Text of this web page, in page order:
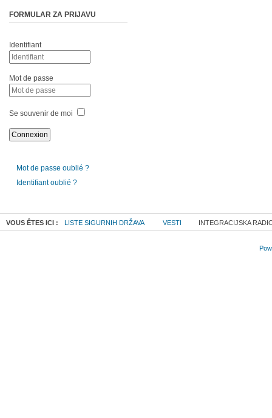
FORMULAR ZA PRIJAVU
Identifiant
Mot de passe
Se souvenir de moi
Mot de passe oublié ?
Identifiant oublié ?
VOUS ÊTES ICI : LISTE SIGURNIH DRŽAVA VESTI INTEGRACIJSKA